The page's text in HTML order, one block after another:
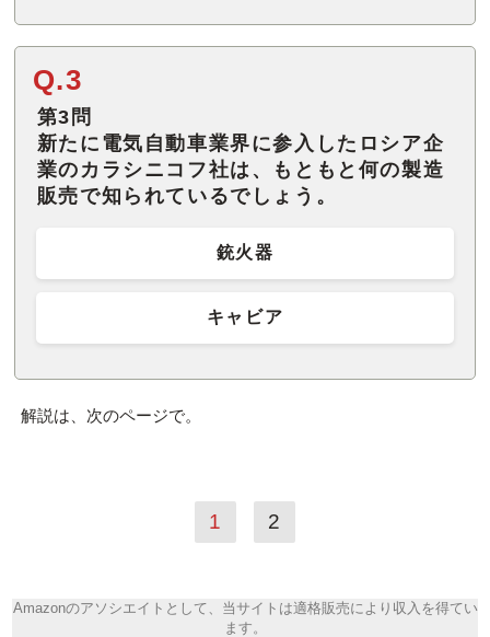
Q.3
第3問
新たに電気自動車業界に参入したロシア企
業のカラシニコフ社は、もともと何の製造
販売で知られているでしょう。
銃火器
キャビア
解説は、次のページで。
1 2
Amazonのアソシエイトとして、当サイトは適格販売により収入を得てい
ます。